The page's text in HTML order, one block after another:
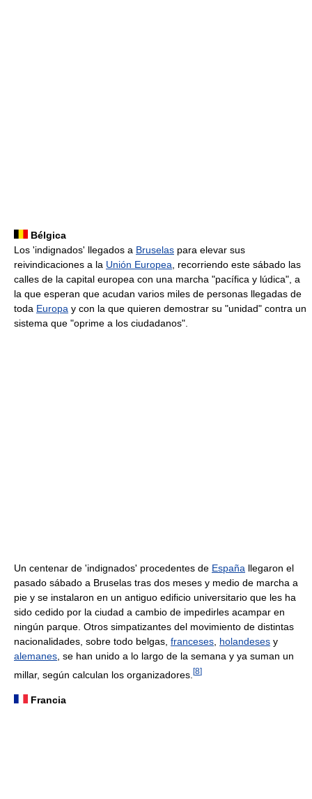
Bélgica
Los 'indignados' llegados a Bruselas para elevar sus
reivindicaciones a la Unión Europea , recorriendo este sábado las
calles de la capital europea con una marcha "pacífica y lúdica", a
la que esperan que acudan varios miles de personas llegadas de
toda Europa y con la que quieren demostrar su "unidad" contra un
sistema que "oprime a los ciudadanos".
Un centenar de 'indignados' procedentes de España llegaron el
pasado sábado a Bruselas tras dos meses y medio de marcha a
pie y se instalaron en un antiguo edificio universitario que les ha
sido cedido por la ciudad a cambio de impedirles acampar en
ningún parque. Otros simpatizantes del movimiento de distintas
nacionalidades, sobre todo belgas, franceses holandeses y
alemanes , se han unido a lo largo de la semana y ya suman un
millar, según calculan los organizadores. [8]
Francia